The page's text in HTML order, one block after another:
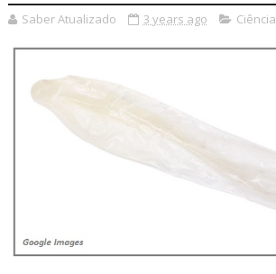
Saber Atualizado 3 years ago Ciência